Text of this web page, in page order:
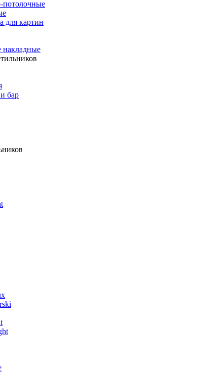
потолочные
для картин
накладные
бар